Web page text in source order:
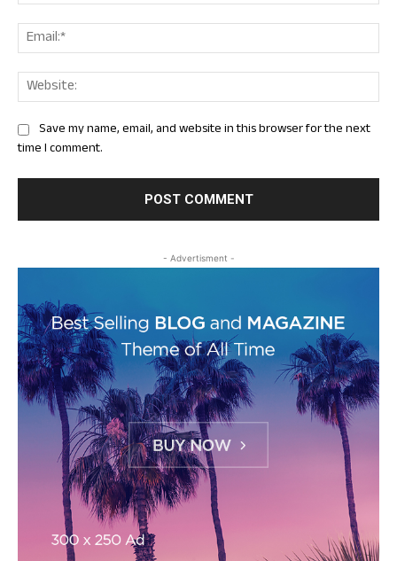
Save my name, email, and website in this browser for the next
time I comment.
- Advertisment -